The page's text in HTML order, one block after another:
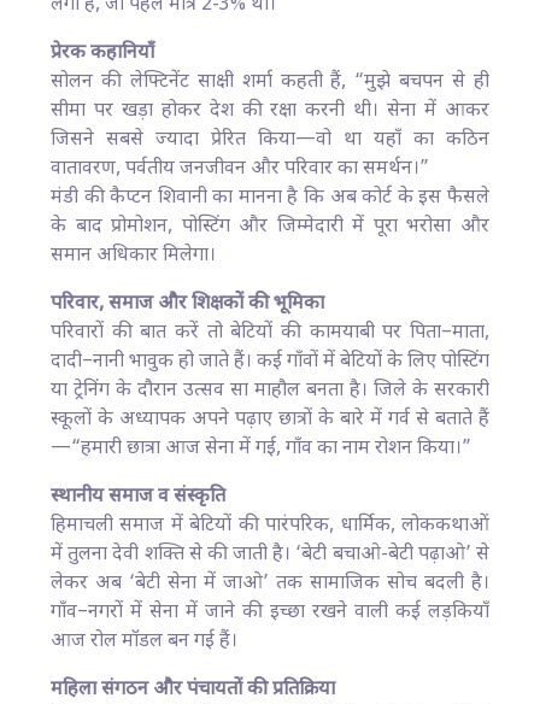
लगी है, जो पहले मात्र 2-3% थी।
प्रेरक कहानियाँ
सोलन की लेफ्टिनेंट साक्षी शर्मा कहती हैं, “मुझे बचपन से ही
सीमा पर खड़ा होकर देश की रक्षा करनी थी। सेना में आकर
जिसने सबसे ज्यादा प्रेरित किया—वो था यहाँ का कठिन
वातावरण, पर्वतीय जनजीवन और परिवार का समर्थन।”
मंडी की कैप्टन शिवानी का मानना है कि अब कोर्ट के इस फैसले
के बाद प्रोमोशन, पोस्टिंग और जिम्मेदारी में पूरा भरोसा और
समान अधिकार मिलेगा।
परिवार, समाज और शिक्षकों की भूमिका
परिवारों की बात करें तो बेटियों की कामयाबी पर पिता–माता,
दादी–नानी भावुक हो जाते हैं। कई गाँवों में बेटियों के लिए पोस्टिंग
या ट्रेनिंग के दौरान उत्सव सा माहौल बनता है। जिले के सरकारी
स्कूलों के अध्यापक अपने पढ़ाए छात्रों के बारे में गर्व से बताते हैं
—“हमारी छात्रा आज सेना में गई, गाँव का नाम रोशन किया।”
स्थानीय समाज व संस्कृति
हिमाचली समाज में बेटियों की पारंपरिक, धार्मिक, लोककथाओं
में तुलना देवी शक्ति से की जाती है। ‘बेटी बचाओ-बेटी पढ़ाओ’ से
लेकर अब ‘बेटी सेना में जाओ’ तक सामाजिक सोच बदली है।
गाँव–नगरों में सेना में जाने की इच्छा रखने वाली कई लड़कियाँ
आज रोल मॉडल बन गई हैं।
महिला संगठन और पंचायतों की प्रतिक्रिया